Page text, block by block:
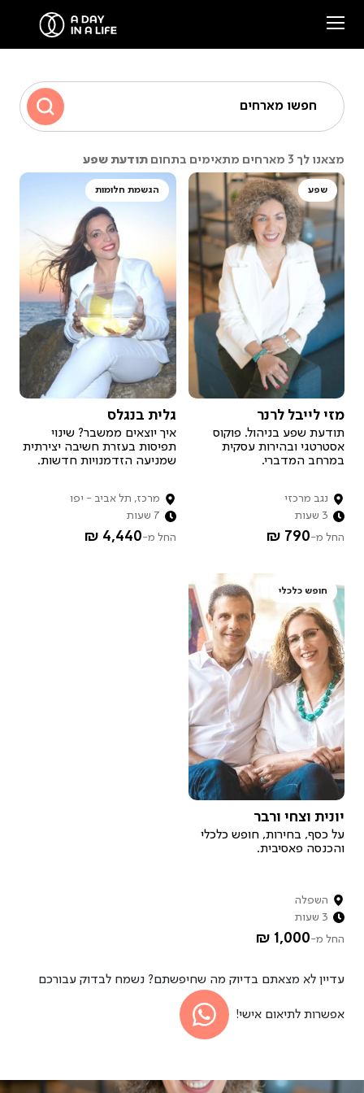
צרו קשר
רוצה להיות מארח.ת?
סיפורים ממפגשים
Instagram
Facebook
איך זה עובד?
חפשו מארחים
מצאנו לך 3 מארחים מתאימים בתחום תודעת שפע
שפע
מזי לייבל לרנר
תודעת שפע בניהול. פוקוס
אסטרטגי ובהירות עסקית
במרחב המדברי.
נגב מרכזי
3 שעות
החל מ-790 ₪
הגשמת חלומות
גלית בנגלס
איך יוצאים ממשבר? שינוי
תפיסות בעזרת חשיבה יצירתית
שמניעה הזדמנויות חדשות.
מרכז, תל אביב - יפו
7 שעות
החל מ-4,440 ₪
חופש כלכלי
יונית וצחי ורבר
על כסף, בחירות, חופש כלכלי
והכנסה פאסיבית.
השפלה
3 שעות
החל מ-1,000 ₪
עדיין לא מצאתם בדיוק מה שחיפשתם? נשמח לבדוק עבורכם
אפשרות לתיאום אישי!